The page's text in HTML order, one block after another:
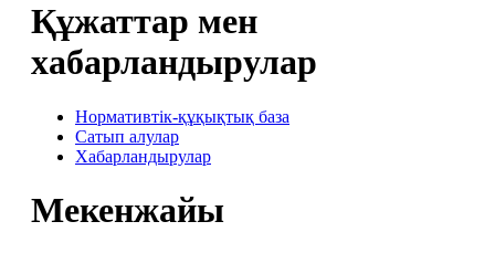
Құжаттар мен
хабарландырулар
Нормативтік-құқықтық база
Сатып алулар
Хабарландырулар
Мекенжайы